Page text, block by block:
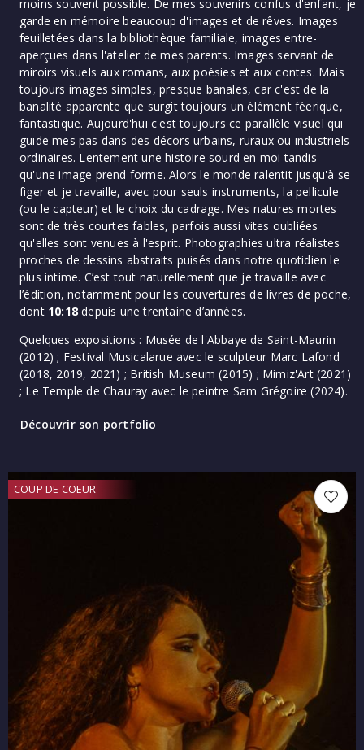
moins souvent possible. De mes souvenirs confus d'enfant, je
garde en mémoire beaucoup d'images et de rêves. Images
feuilletées dans la bibliothèque familiale, images entre-
aperçues dans l'atelier de mes parents. Images servant de
miroirs visuels aux romans, aux poésies et aux contes. Mais
toujours images simples, presque banales, car c'est de la
banalité apparente que surgit toujours un élément féerique,
fantastique. Aujourd'hui c'est toujours ce parallèle visuel qui
guide mes pas dans des décors urbains, ruraux ou industriels
ordinaires. Lentement une histoire sourd en moi tandis
qu'une image prend forme. Alors le monde ralentit jusqu'à se
figer et je travaille, avec pour seuls instruments, la pellicule
(ou le capteur) et le choix du cadrage. Mes natures mortes
sont de très courtes fables, parfois aussi vites oubliées
qu'elles sont venues à l'esprit. Photographies ultra réalistes
proches de dessins abstraits puisés dans notre quotidien le
plus intime. C’est tout naturellement que je travaille avec
l’édition, notamment pour les couvertures de livres de poche,
dont 10:18 depuis une trentaine d’années.
Quelques expositions : Musée de l'Abbaye de Saint-Maurin
(2012) ; Festival Musicalarue avec le sculpteur Marc Lafond
(2018, 2019, 2021) ; British Museum (2015) ; Mimiz'Art (2021)
; Le Temple de Chauray avec le peintre Sam Grégoire (2024).
Découvrir son portfolio
COUP DE COEUR